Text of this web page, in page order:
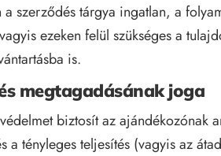
szerződés tárgya ingatlan, a
ezeken felül szükséges a
is.
megtagadásának joga
biztosít az ajándékozónak
a tényleges teljesítés (vagyis az